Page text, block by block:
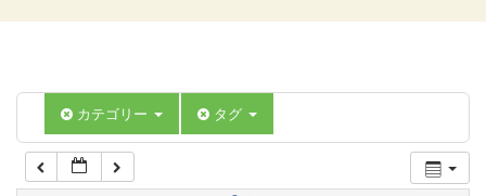
カテゴリー タグ
07:00